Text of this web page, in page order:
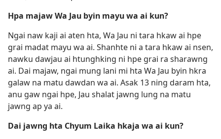
Hpa majaw Wa Jau byin mayu wa ai kun?
Ngai naw kaji ai aten hta, Wa Jau ni tara hkaw ai hpe
grai madat mayu wa ai. Shanhte ni a tara hkaw ai nsen,
nawku dawjau ai htunghking ni hpe grai ra sharawng
ai. Dai majaw, ngai mung lani mi hta Wa Jau byin hkra
galaw na matu dawdan wa ai. Asak 13 ning daram hta,
anu gaw ngai hpe, Jau shalat jawng lung na matu
jawng ap ya ai.
Dai jawng hta Chyum Laika hkaja wa ai kun?